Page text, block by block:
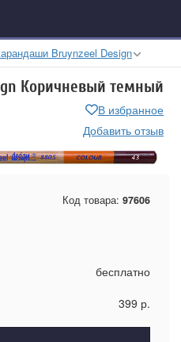
Bruynzeel Design
Коричневый темный
В избранное
Добавить отзыв
Код товара: 97606
бесплатно
399 р.